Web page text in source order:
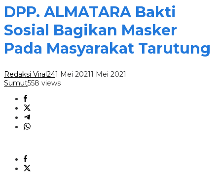
DPP. ALMATARA Bakti
Sosial Bagikan Masker
Pada Masyarakat Tarutung
Redaksi Viral241 Mei 20211 Mei 2021
Sumut558 views